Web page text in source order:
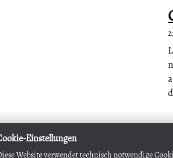
Einstellungen
Website verwendet technisch notwendige